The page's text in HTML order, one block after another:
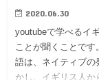
2020.06.30
youtubeで学べるイ
ことが聞くことで
語は、ネイティブの
かし、イギリス人